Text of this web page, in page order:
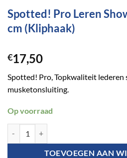
Spotted! Pro Leren
cm (Kliphaak)
€17,50
Spotted! Pro, Topkwaliteit lederen
musketonsluiting.
Op voorraad
TOEVOEGEN AAN